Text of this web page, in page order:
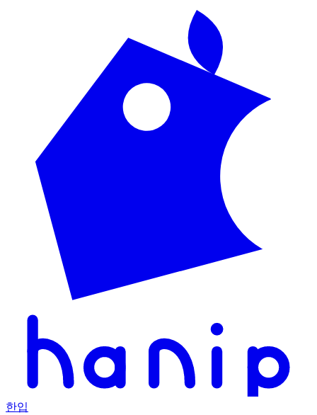
한입